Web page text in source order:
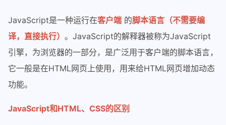
JavaScript是一种运行在客户端 的脚本语言（不需要编
译，直接执行） 。JavaScript的解释器被称为JavaScript
引擎，为浏览器的一部分，是广泛用于客户端的脚本语言，
它一般是在HTML网页上使用，用来给HTML网页增加动态
功能。
JavaScript和HTML、CSS的区别